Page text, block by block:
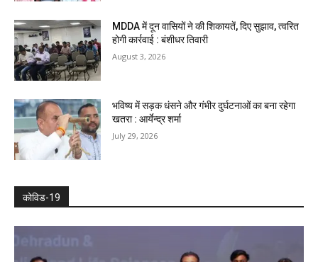
MDDA में दून वासियों ने की शिकायतें, दिए सुझाव, त्वरित
होगी कार्रवाई : बंशीधर तिवारी
August 3, 2026
भविष्य में सड़क धंसने और गंभीर दुर्घटनाओं का बना रहेगा
खतरा : आर्येन्द्र शर्मा
July 29, 2026
कोविड-19